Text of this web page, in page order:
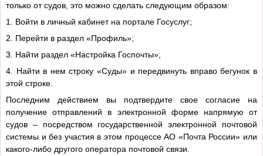
только от судов, это можно сделать следующим образом:
1. Войти в личный кабинет на портале Госуслуг;
2. Перейти в раздел «Профиль»;
3. Найти раздел «Настройка Госпочты»;
4. Найти в нем строку «Суды» и передвинуть вправо бегунок в
этой строке.
Последним действием вы подтвердите свое согласие на
получение отправлений в электронной форме напрямую от
судов – посредством государственной электронной почтовой
системы и без участия в этом процессе АО «Почта России» или
какого-либо другого оператора почтовой связи.